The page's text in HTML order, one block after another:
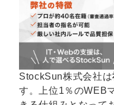
StockSun株式会社は
す。上位1％のWEB